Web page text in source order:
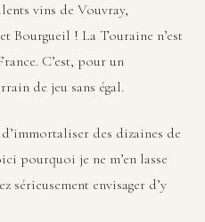
vins de Vouvray,
Bourgueil ! La Touraine n’est
C’est, pour un
de jeu sans égal.
des dizaines de
pourquoi je ne m’en lasse
envisager d’y